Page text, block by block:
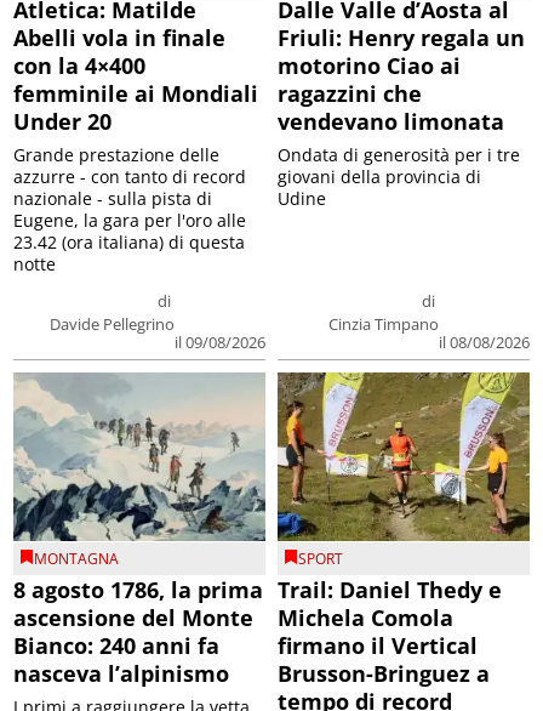
Atletica: Matilde
Abelli vola in finale
con la 4×400
femminile ai Mondiali
Under 20
di
Davide Pellegrino
il 09/08/2026
Grande prestazione delle
azzurre - con tanto di record
nazionale - sulla pista di
Eugene, la gara per l'oro alle
23.42 (ora italiana) di questa
notte
Dalle Valle d’Aosta al
Friuli: Henry regala un
motorino Ciao ai
ragazzini che
vendevano limonata
di
Cinzia Timpano
il 08/08/2026
Ondata di generosità per i tre
giovani della provincia di
Udine
MONTAGNA
8 agosto 1786, la prima
ascensione del Monte
Bianco: 240 anni fa
nasceva l’alpinismo
SPORT
Trail: Daniel Thedy e
Michela Comola
firmano il Vertical
Brusson-Bringuez a
tempo di record